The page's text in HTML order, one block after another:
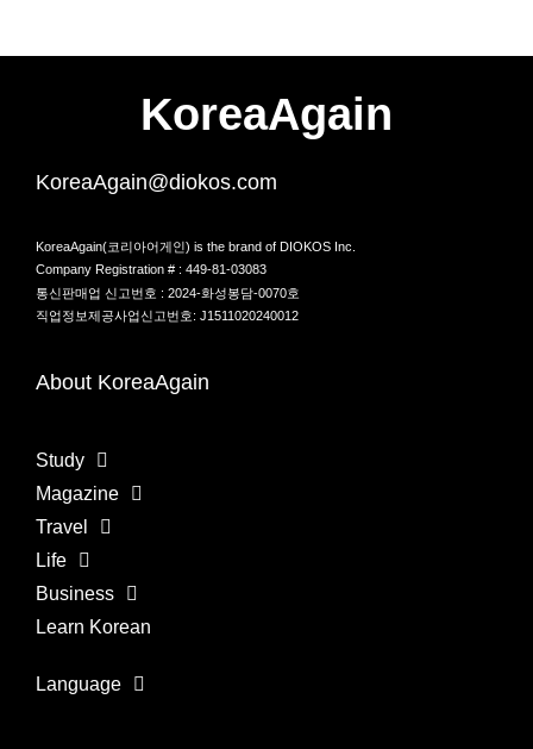
KoreaAgain
KoreaAgain@diokos.com
KoreaAgain(코리아어게인) is the brand of DIOKOS Inc.
Company Registration # : 449-81-03083
통신판매업 신고번호 : 2024-화성봉담-0070호
직업정보제공사업신고번호: J1511020240012
About KoreaAgain
Study
Magazine
Travel
Life
Business
Learn Korean
Language